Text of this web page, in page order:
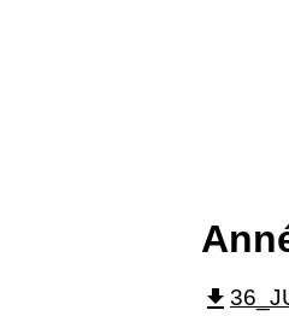
file_download